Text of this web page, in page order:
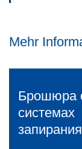
Mehr
Брошюра
системах
запирания